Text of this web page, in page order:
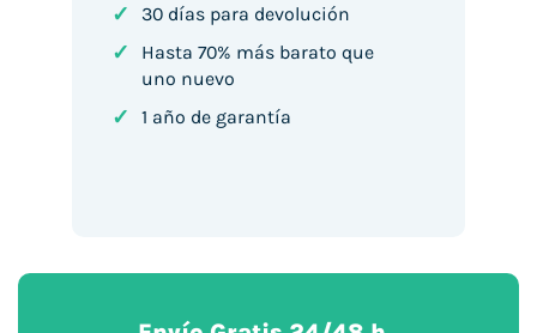
✓ 30 días para devolución
✓
Hasta 70% más barato que
uno nuevo
✓ 1 año de garantía